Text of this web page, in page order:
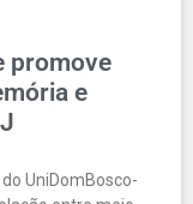
promove
e
UniDomBosco-